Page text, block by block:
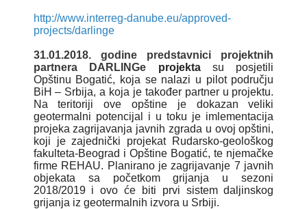
http://www.interreg-danube.eu/approved-
projects/darlinge
31.01.2018. godine predstavnici projektnih
partnera DARLINGe projektasu posjetili
Opštinu Bogatić, koja se nalazi u pilot području
BiH – Srbija, a koja je također partner u projektu.
Na teritoriji ove opštine je dokazan veliki
geotermalni potencijal i u toku je imlementacija
projeka zagrijavanja javnih zgrada u ovoj opštini,
koji je zajednički projekat Rudarsko-geološkog
fakulteta-Beograd i Opštine Bogatić, te njemačke
firme REHAU. Planirano je zagrijavanje 7 javnih
objekata sa početkom grijanja u sezoni
2018/2019 i ovo će biti prvi sistem daljinskog
grijanja iz geotermalnih izvora u Srbiji.